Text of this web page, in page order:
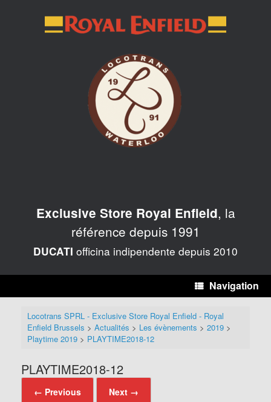
Exclusive Store Royal Enfield, la
référence depuis 1991
DUCATI officina indipendente depuis 2010
Navigation
Locotrans SPRL - Exclusive Store Royal Enfield - Royal
Enfield Brussels > Actualités > Les évènements > 2019>
Playtime 2019> PLAYTIME2018-12
PLAYTIME2018-12
← Previous Next →